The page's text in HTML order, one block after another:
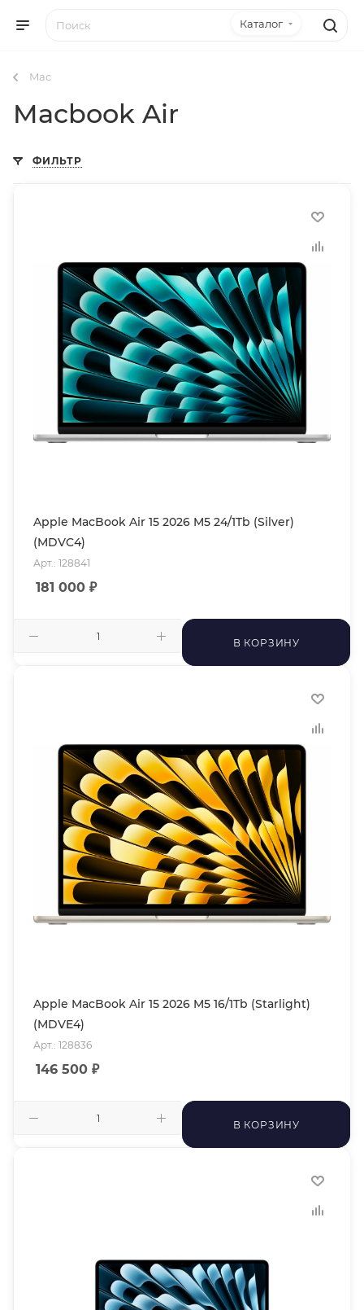
Каталог
Mac
Macbook Air
ФИЛЬТР
Apple MacBook Air 15 2026 M5 24/1Tb (Silver)
(MDVC4)
Арт.: 128841
181 000 ₽
В КОРЗИНУ
Apple MacBook Air 15 2026 M5 16/1Tb (Starlight)
(MDVE4)
Арт.: 128836
146 500 ₽
В КОРЗИНУ